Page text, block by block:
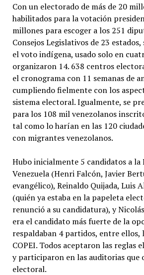
Con un electorado de más de 20
habilitados para la votación
millones para escoger a los 251
Consejos Legislativos de 23
el voto indígena, usado solo en
organizaron 14. 638 centros
el cronograma con 11 semanas de
cumpliendo fielmente con los
sistema electoral. Igualmente, se
para los 108 mil venezolanos
tal como lo harían en las 120
con migrantes venezolanos.
Hubo inicialmente 5 candidatos a la
Venezuela (Henri Falcón, Javier
evangélico), Reinaldo Quijada, Luis
(quién ya estaba en la papeleta
renunció a su candidatura), y
era el candidato más fuerte de la
respaldaban 4 partidos, entre ellos,
COPEI. Todos aceptaron las reglas
y participaron en las auditorias que
electoral.